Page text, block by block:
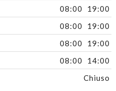
08:00 19:00
08:00 19:00
08:00 19:00
08:00 14:00
Chiuso